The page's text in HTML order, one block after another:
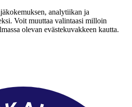
analytiikan ja
Voit muuttaa valintaasi milloin
olevan evästekuvakkeen kautta.